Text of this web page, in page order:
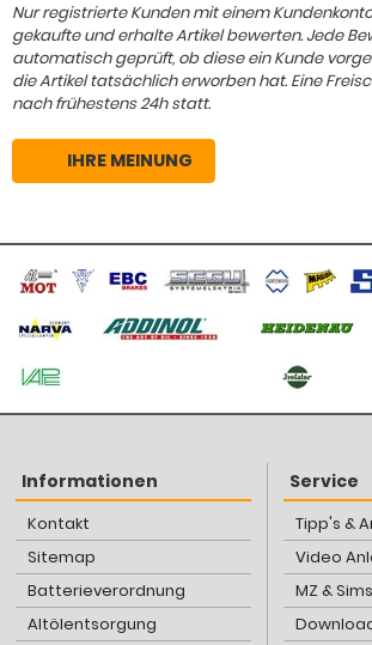
Nur registrierte Kunden mit einem
gekaufte und erhalte Artikel bewerten. Jede
automatisch geprüft, ob diese ein Kunde
die Artikel tatsächlich erworben hat. Eine
nach frühestens 24h statt.
IHRE MEINUNG
Informationen
Kontakt
Sitemap
Batterieverordnung
Altölentsorgung
Service
Tipp's &
Video
MZ &